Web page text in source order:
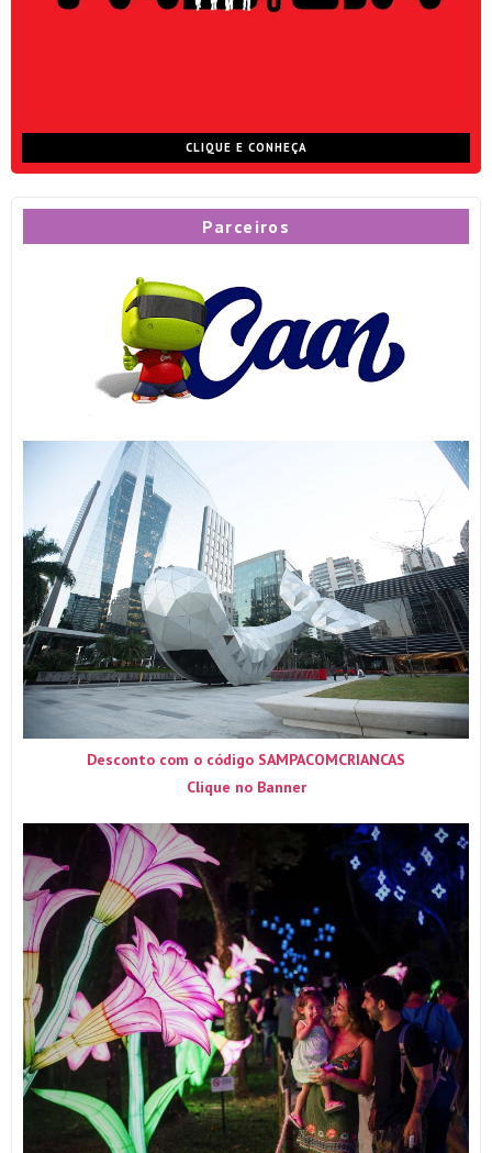
CLIQUE E CONHEÇA
Parceiros
Desconto com o código SAMPACOMCRIANCAS
Clique no Banner